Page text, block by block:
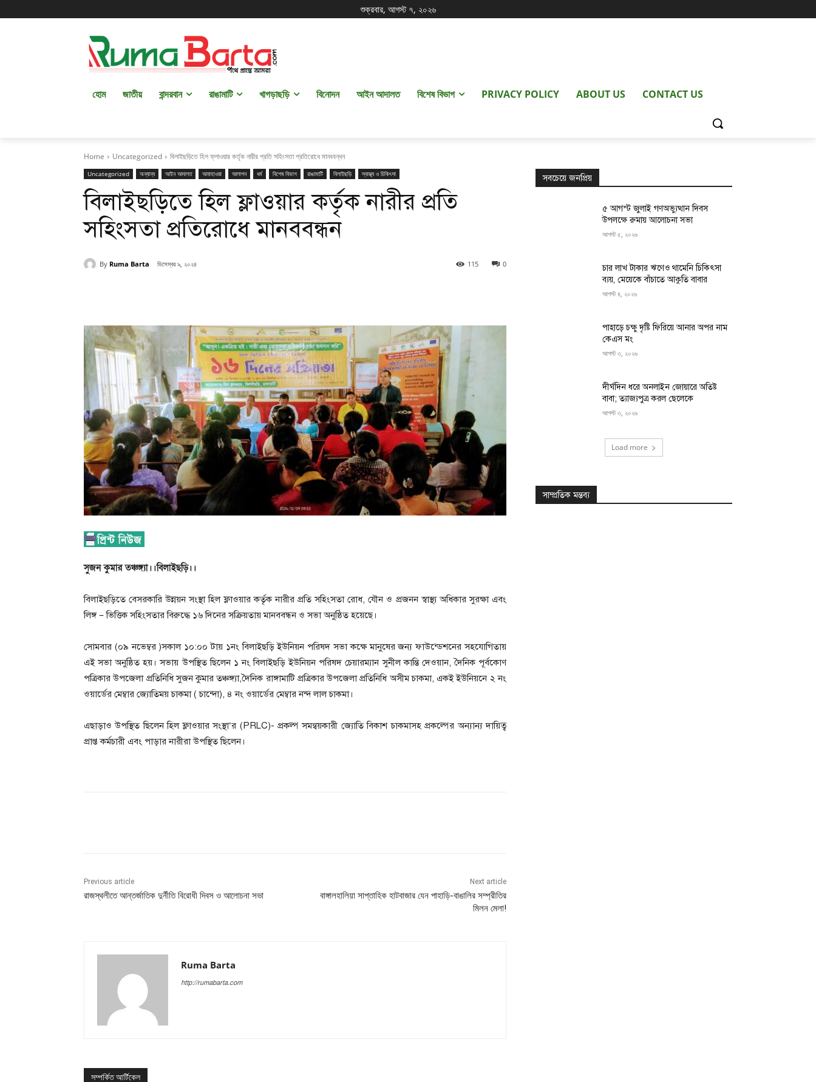
শুক্রবার, আগস্ট ৭, ২০২৬
হোম জাতীয় বান্দরবান রাঙামাটি খাগড়াছড়ি বিনোদন আইন আদালত বিশেষ বিভাগ PRIVACY POLICY ABOUT US CONTACT US
Home Uncategorized বিলাইছড়িতে হিল ফ্লাওয়ার কর্তৃক নারীর প্রতি সহিংসতা প্রতিরোধে মানববন্ধন
Uncategorized অন্যান্য আইন আদালত আবাহাওয়া আলাপন ধর্ম বিশেষ বিভাগ রাঙামাটি বিলাইছড়ি স্বাস্থ্য ও চিকিৎসা
বিলাইছড়িতে হিল ফ্লাওয়ার কর্তৃক নারীর প্রতি
সহিংসতা প্রতিরোধে মানববন্ধন
By Ruma Barta ডিসেম্বর ৯, ২০২৪ 0
115
সুজন কুমার তঞ্চঙ্গ্যা।।বিলাইছড়ি।।
বিলাইছড়িতে বেসরকারি উন্নয়ন সংস্থা হিল ফ্লাওয়ার কর্তৃক নারীর প্রতি সহিংসতা রোধ, যৌন ও প্রজনন স্বাস্থ্য অধিকার সুরক্ষা এবং
লিঙ্গ – ভিত্তিক সহিংসতার বিরুদ্ধে ১৬ দিনের সক্রিয়তায় মানববন্ধন ও সভা অনুষ্ঠিত হয়েছে।
সোমবার (০৯ নভেম্বর )সকাল ১০:০০ টায় ১নং বিলাইছড়ি ইউনিয়ন পরিষদ সভা কক্ষে মানুষের জন্য ফাউন্ডেশনের সহযোগিতায়
এই সভা অনুষ্ঠিত হয়। সভায় উপস্থিত ছিলেন ১ নং বিলাইছড়ি ইউনিয়ন পরিষদ চেয়ারম্যান সুনীল কান্তি দেওয়ান, দৈনিক পূর্বকোণ
পত্রিকার উপজেলা প্রতিনিধি সুজন কুমার তঞ্চঙ্গ্যা,দৈনিক রাঙ্গামাটি প্রত্রিকার উপজেলা প্রতিনিধি অসীম চাকমা, একই ইউনিয়নে ২ নং
ওয়ার্ডের মেম্বার জ্যোতিময় চাকমা ( চান্দো), ৪ নং ওয়ার্ডের মেম্বার নন্দ লাল চাকমা।
এছাড়াও উপস্থিত ছিলেন হিল ফ্লাওয়ার সংস্থা’র (PRLC)- প্রকল্প সমন্বয়কারী জ্যোতি বিকাশ চাকমাসহ প্রকল্পের অন্যান্য দায়িত্ব
প্রাপ্ত কর্মচারী এবং পাড়ার নারীরা উপস্থিত ছিলেন।
Previous article
রাজস্থলীতে আন্তর্জাতিক দুর্নীতি বিরোধী দিবস ও আলোচনা সভা
Next article
বাঙ্গালহালিয়া সাপ্তাহিক হাটবাজার যেন পাহাড়ি-বাঙালির সম্প্রীতির
মিলন মেলা!
Ruma Barta
http://rumabarta.com
সম্পর্কিত আর্টিকেল
সবচেয়ে জনপ্রিয়
৫ আগস্ট জুলাই গণঅভ্যুত্থান দিবস
উপলক্ষে রুমায় আলোচনা সভা
আগস্ট ৫, ২০২৬
চার লাখ টাকার ঋণেও থামেনি চিকিৎসা
ব্যয়, মেয়েকে বাঁচাতে আকুতি বাবার
আগস্ট ৪, ২০২৬
পাহাড়ে চক্ষু দৃষ্টি ফিরিয়ে আনার অপর নাম
কেএস মং
আগস্ট ৩, ২০২৬
দীর্ঘদিন ধরে অনলাইন জোয়ারে অতিষ্ট
বাবা; ত্যাজ্যপুত্র করল ছেলেকে
আগস্ট ৩, ২০২৬
Load more
সাম্প্রতিক মন্তব্য